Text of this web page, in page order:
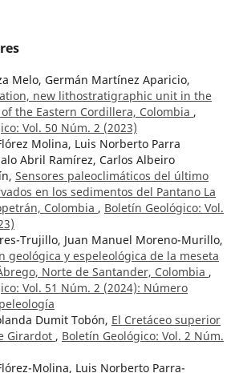
Melo, Germán Martínez Aparicio,
new lithostratigraphic unit in the
the Eastern Cordillera, Colombia ,
Vol. 50 Núm. 2 (2023)
Molina, Luis Norberto Parra
Abril Ramírez, Carlos Albeiro
Sensores paleoclimáticos del último
en los sedimentos del Pantano La
Colombia , Boletín Geológico: Vol.
Trujillo, Juan Manuel Moreno-Murillo,
geológica y espeleológica de la meseta
Norte de Santander, Colombia ,
Vol. 51 Núm. 2 (2024): Número
Dumit Tobón, El Cretáceo superior
Girardot , Boletín Geológico: Vol. 2 Núm.
Molina, Luis Norberto Parra-